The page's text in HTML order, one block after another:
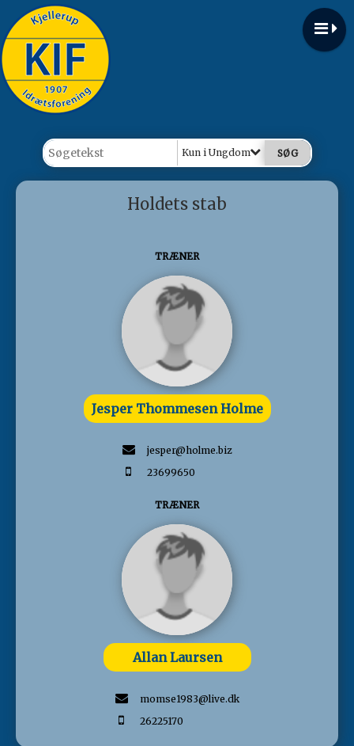
Kun i Ungdom
Holdets stab
TRÆNER
Jesper Thommesen Holme
jesper@holme.biz
23699650
TRÆNER
Allan Laursen
momse1983@live.dk
26225170